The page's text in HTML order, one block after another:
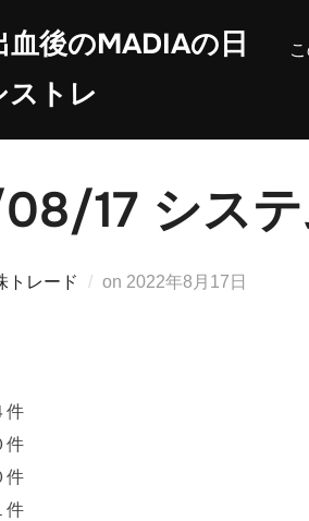
血後のMADIAの日
ストレ
17 シス
トレード on 投
2022年8月17日
件
件
件
件